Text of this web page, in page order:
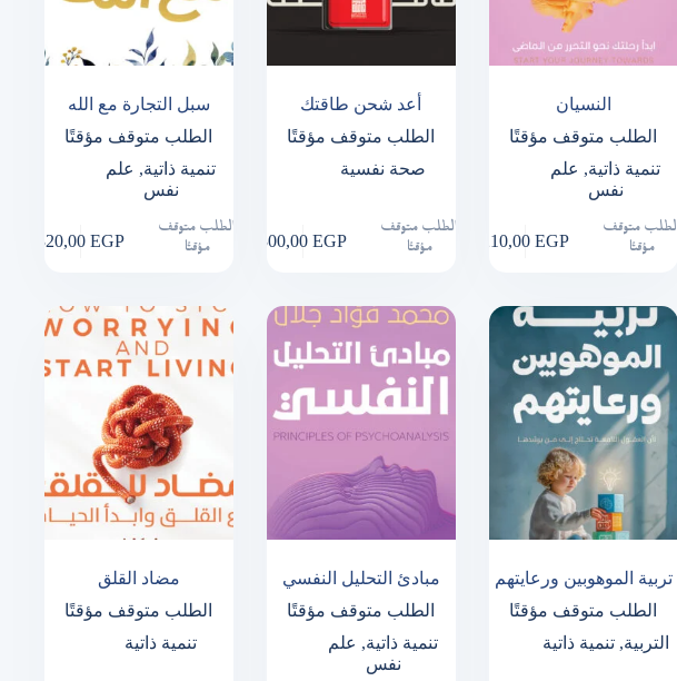
سبل التجارة مع الله
الطلب متوقف مؤقتًا
تنمية ذاتية, علم
نفس
320,00 EGP
الطلب متوقف
مؤقتًا
أعد شحن طاقتك
الطلب متوقف مؤقتًا
صحة نفسية
300,00 EGP
الطلب متوقف
مؤقتًا
النسيان
الطلب متوقف مؤقتًا
تنمية ذاتية, علم
نفس
210,00 EGP
الطلب متوقف
مؤقتًا
مضاد القلق
الطلب متوقف مؤقتًا
تنمية ذاتية
مبادئ التحليل النفسي
الطلب متوقف مؤقتًا
تنمية ذاتية, علم
نفس
تربية الموهوبين ورعايتهم
الطلب متوقف مؤقتًا
التربية,تنمية ذاتية